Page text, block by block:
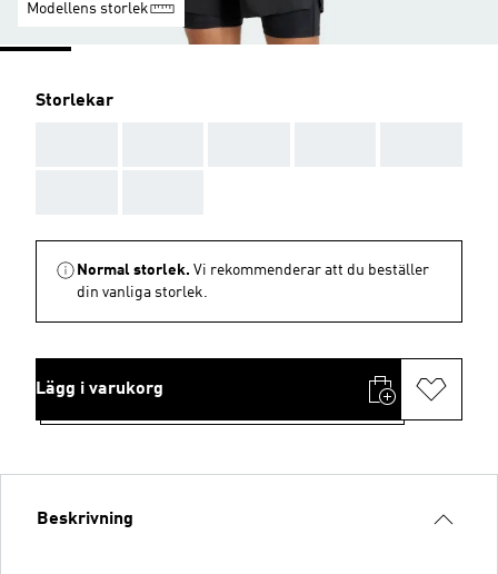
Modellens storlek
Storlekar
Normal storlek. Vi rekommenderar att du beställer
din vanliga storlek.
Lägg i varukorg
Beskrivning